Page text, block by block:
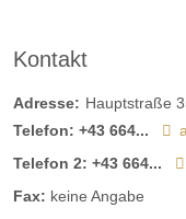
Kontakt
Adresse: Hauptstraße
Telefon: +43 664...
Telefon 2: +43 664...
Fax: keine Angabe